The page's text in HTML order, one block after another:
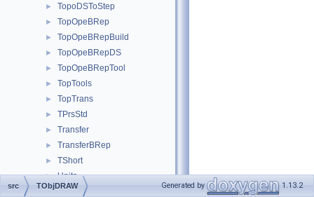
► TopoDSToStep
► TopOpeBRep
► TopOpeBRepBuild
► TopOpeBRepDS
► TopOpeBRepTool
► TopTools
► TopTrans
► TPrsStd
► Transfer
► TransferBRep
► TShort
► Units
► UnitsAPI
src TObjDRAW Generated by 1.13.2